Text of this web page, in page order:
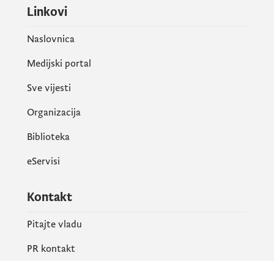
Linkovi
Naslovnica
Medijski portal
Sve vijesti
Organizacija
Biblioteka
eServisi
Kontakt
Pitajte vladu
PR kontakt